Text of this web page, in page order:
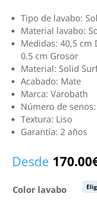
Tipo de lavabo:
Material lavabo:
Medidas: 40,5 cm
0.5 cm Grosor
Material: Solid
Acabado: Mate
Marca: Varobath
Número de
Textura: Liso
Garantía: 2 años
Desde 170.00
Color lavabo